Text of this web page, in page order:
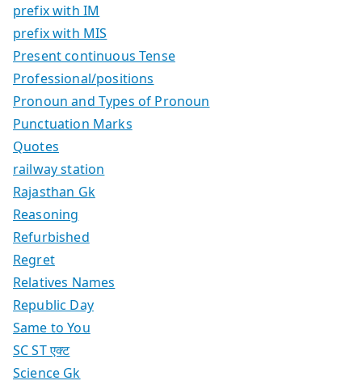
prefix with IM
prefix with MIS
Present continuous Tense
Professional/positions
Pronoun and Types of Pronoun
Punctuation Marks
Quotes
railway station
Rajasthan Gk
Reasoning
Refurbished
Regret
Relatives Names
Republic Day
Same to You
SC ST एक्ट
Science Gk